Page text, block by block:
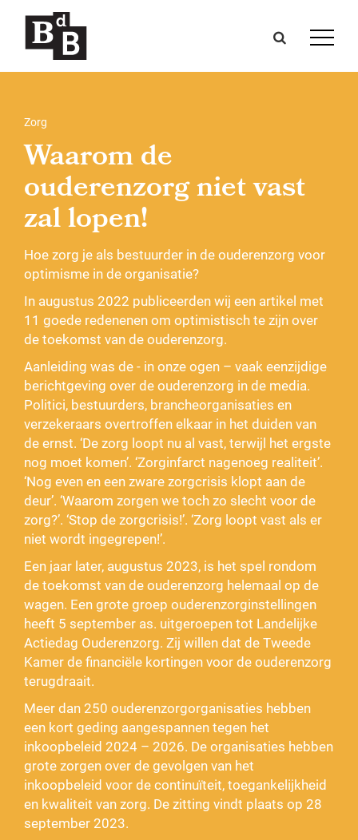
Zorg
Waarom de
ouderenzorg niet vast
zal lopen!
Hoe zorg je als bestuurder in de ouderenzorg voor
optimisme in de organisatie?
In augustus 2022 publiceerden wij een artikel met
11 goede redenenen om optimistisch te zijn over
de toekomst van de ouderenzorg.
Aanleiding was de - in onze ogen – vaak eenzijdige
berichtgeving over de ouderenzorg in de media.
Politici, bestuurders, brancheorganisaties en
verzekeraars overtroffen elkaar in het duiden van
de ernst. ‘De zorg loopt nu al vast, terwijl het ergste
nog moet komen’. ‘Zorginfarct nagenoeg realiteit’.
‘Nog even en een zware zorgcrisis klopt aan de
deur’. ‘Waarom zorgen we toch zo slecht voor de
zorg?’. ‘Stop de zorgcrisis!’. ‘Zorg loopt vast als er
niet wordt ingegrepen!’.
Een jaar later, augustus 2023, is het spel rondom
de toekomst van de ouderenzorg helemaal op de
wagen. Een grote groep ouderenzorginstellingen
heeft 5 september as. uitgeroepen tot Landelijke
Actiedag Ouderenzorg. Zij willen dat de Tweede
Kamer de financiële kortingen voor de ouderenzorg
terugdraait.
Meer dan 250 ouderenzorgorganisaties hebben
een kort geding aangespannen tegen het
inkoopbeleid 2024 – 2026. De organisaties hebben
grote zorgen over de gevolgen van het
inkoopbeleid voor de continuïteit, toegankelijkheid
en kwaliteit van zorg. De zitting vindt plaats op 28
september 2023.